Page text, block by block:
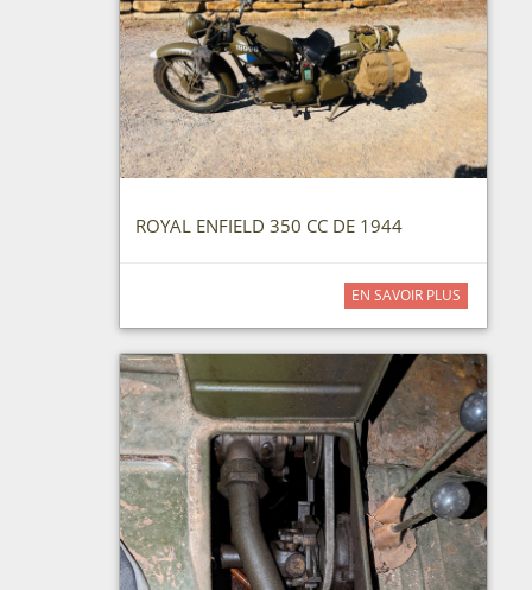
ROYAL ENFIELD 350 CC DE 1944
EN SAVOIR PLUS